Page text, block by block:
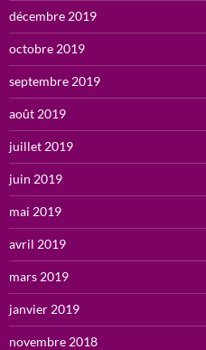
décembre 2019
octobre 2019
septembre 2019
août 2019
juillet 2019
juin 2019
mai 2019
avril 2019
mars 2019
janvier 2019
novembre 2018